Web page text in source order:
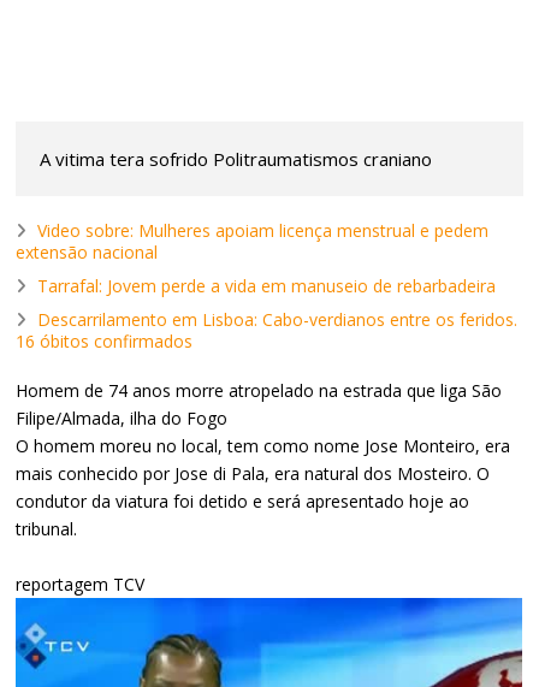
A vitima tera sofrido Politraumatismos craniano
Video sobre: Mulheres apoiam licença menstrual e pedem
extensão nacional
Tarrafal: Jovem perde a vida em manuseio de rebarbadeira
Descarrilamento em Lisboa: Cabo-verdianos entre os feridos.
16 óbitos confirmados
Homem de 74 anos morre atropelado na estrada que liga São
Filipe/Almada, ilha do Fogo
O homem moreu no local, tem como nome Jose Monteiro, era
mais conhecido por Jose di Pala, era natural dos Mosteiro. O
condutor da viatura foi detido e será apresentado hoje ao
tribunal.
reportagem TCV